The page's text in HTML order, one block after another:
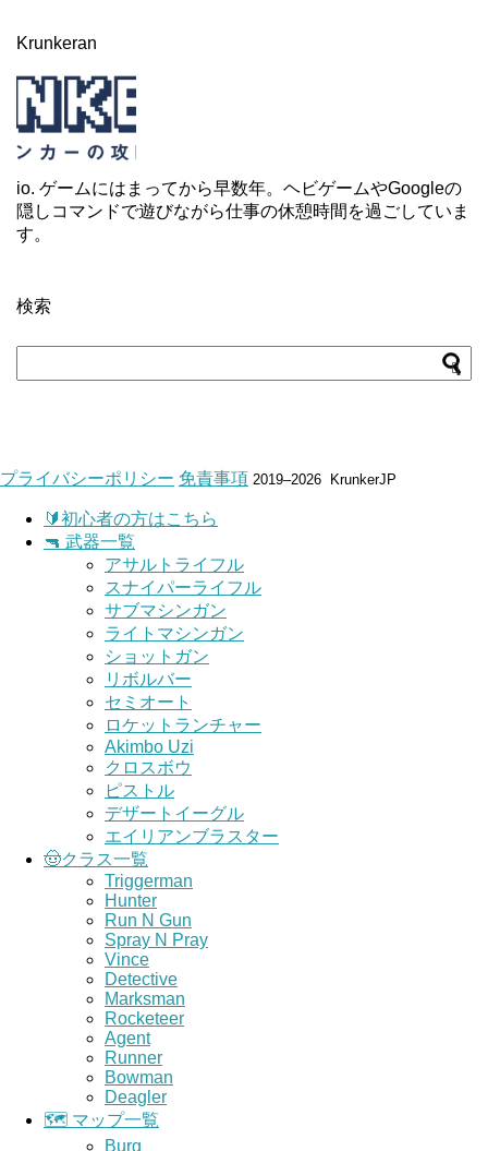
Krunkeran
io. ゲームにはまってから早数年。ヘビゲームやGoogleの
隠しコマンドで遊びながら仕事の休憩時間を過ごしていま
す。
検索
プライバシーポリシー 免責事項 2019–2026 KrunkerJP
🔰初心者の方はこちら
🔫 武器一覧
アサルトライフル
スナイパーライフル
サブマシンガン
ライトマシンガン
ショットガン
リボルバー
セミオート
ロケットランチャー
Akimbo Uzi
クロスボウ
ピストル
デザートイーグル
エイリアンブラスター
🤠クラス一覧
Triggerman
Hunter
Run N Gun
Spray N Pray
Vince
Detective
Marksman
Rocketeer
Agent
Runner
Bowman
Deagler
🗺️ マップ一覧
Burg